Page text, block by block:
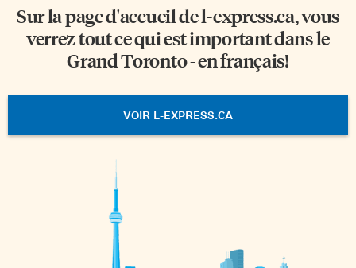
Sur la page d'accueil del-express.ca, vous
verrez tout ce qui est important dans le
Grand Toronto - en français!
VOIR L-EXPRESS.CA